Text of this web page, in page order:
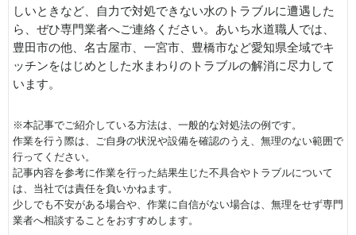
しいときなど、自力で対処できない水のトラブルに遭遇した
ら、ぜひ専門業者へご連絡ください。あいち水道職人では、
豊田市の他、名古屋市、一宮市、豊橋市など愛知県全域でキ
ッチンをはじめとした水まわりのトラブルの解消に尽力して
います。
※本記事でご紹介している方法は、一般的な対処法の例です。
作業を行う際は、ご自身の状況や設備を確認のうえ、無理のない範囲で
行ってください。
記事内容を参考に作業を行った結果生じた不具合やトラブルについて
は、当社では責任を負いかねます。
少しでも不安がある場合や、作業に自信がない場合は、無理をせず専門
業者へ相談することをおすすめします。